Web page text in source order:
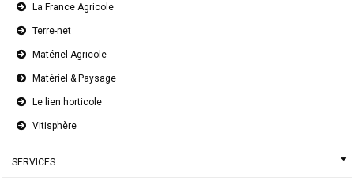
La France Agricole
Terre-net
Matériel Agricole
Matériel & Paysage
Le lien horticole
Vitisphère
SERVICES